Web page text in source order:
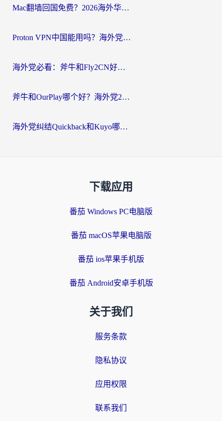
Mac翻墙回国免费？2026海外华人亲测：从CCTV5直播到国内APP，这样选加速器才靠谱
Proton VPN中国能用吗？海外党选回国加速器的避坑指南（附番茄加速器实测）
海外党必看：斧牛和Fly2CN好用吗？3招教你选对回国加速器（附免费试用攻略）
斧牛和OurPlay哪个好？海外党2026亲测：选对加速器，国内资源秒加载
海外党纠结Quickback和Kuyo哪个好？选对回国加速器才能无缝刷国内资源
下载应用
番茄 Windows PC电脑版
番茄 macOS苹果电脑版
番茄 ios苹果手机版
番茄 Android安卓手机版
关于我们
服务条款
隐私协议
应用权限
联系我们